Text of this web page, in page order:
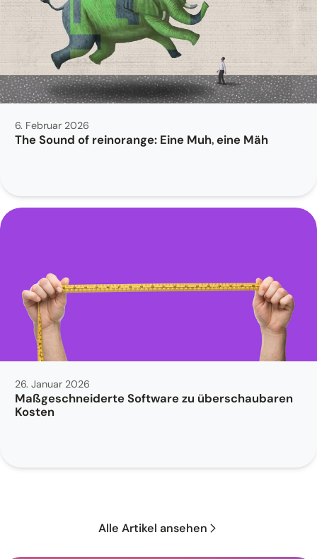
6. Februar 2026
The Sound of reinorange: Eine Muh, eine Mäh
26. Januar 2026
Maßgeschneiderte Software zu überschaubaren
Kosten
Alle Artikel ansehen